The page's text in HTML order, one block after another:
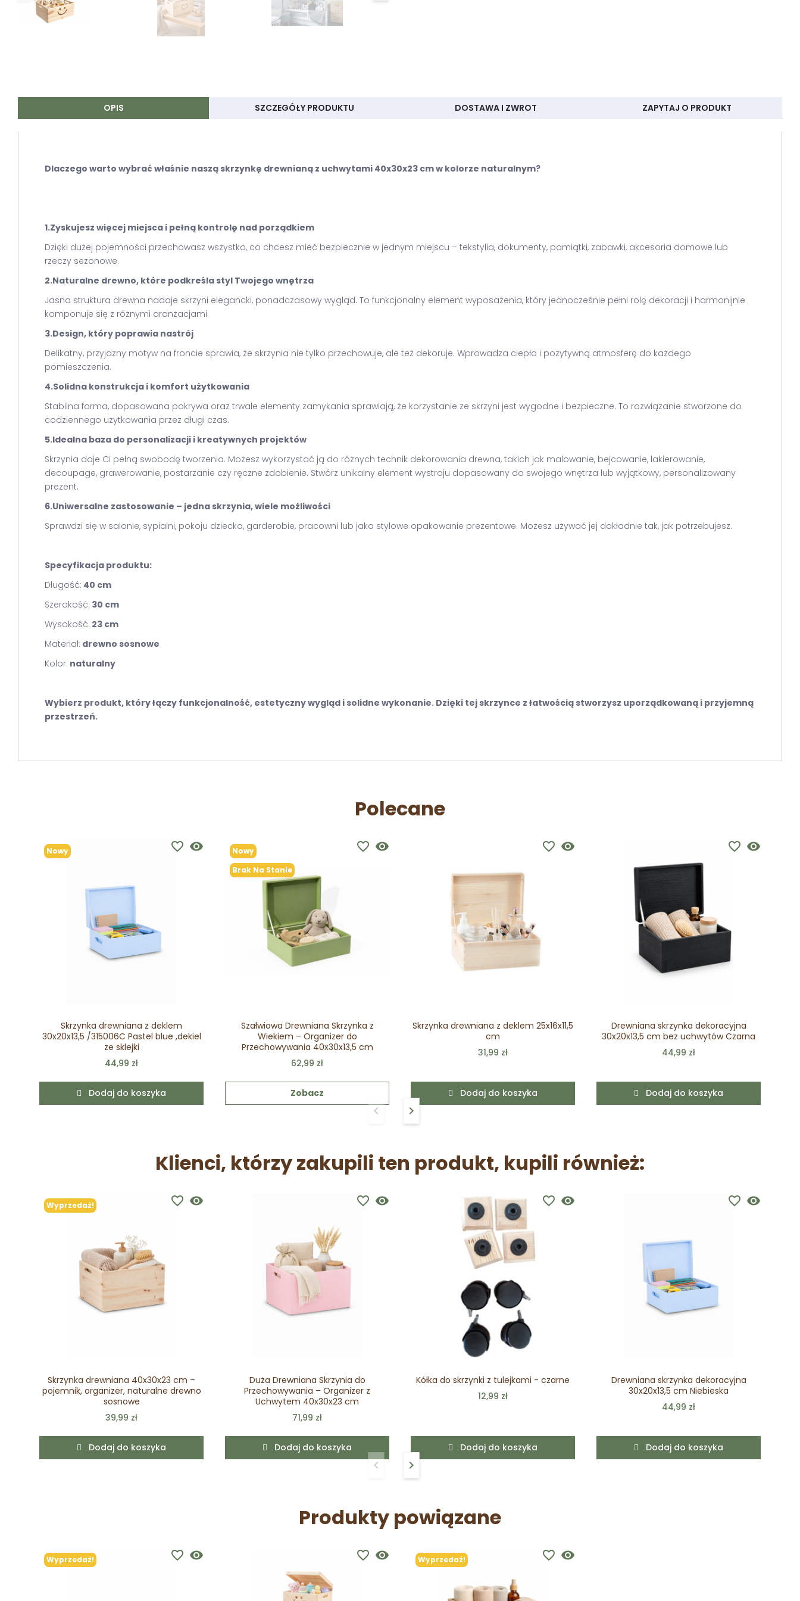
OPIS SZCZEGÓŁY PRODUKTU DOSTAWA I ZWROT ZAPYTAJ O PRODUKT
Dlaczego warto wybrać właśnie naszą skrzynkę drewnianą z uchwytami 40x30x23 cm w kolorze naturalnym?
1.Zyskujesz więcej miejsca i pełną kontrolę nad porządkiem
Dzięki dużej pojemności przechowasz wszystko, co chcesz mieć bezpiecznie w jednym miejscu – tekstylia, dokumenty, pamiątki, zabawki, akcesoria domowe lub
rzeczy sezonowe.
2.Naturalne drewno, które podkreśla styl Twojego wnętrza
Jasna struktura drewna nadaje skrzyni elegancki, ponadczasowy wygląd. To funkcjonalny element wyposażenia, który jednocześnie pełni rolę dekoracji i harmonijnie
komponuje się z różnymi aranżacjami.
3.Design, który poprawia nastrój
Delikatny, przyjazny motyw na froncie sprawia, że skrzynia nie tylko przechowuje, ale też dekoruje. Wprowadza ciepło i pozytywną atmosferę do każdego
pomieszczenia.
4.Solidna konstrukcja i komfort użytkowania
Stabilna forma, dopasowana pokrywa oraz trwałe elementy zamykania sprawiają, że korzystanie ze skrzyni jest wygodne i bezpieczne. To rozwiązanie stworzone do
codziennego użytkowania przez długi czas.
5.Idealna baza do personalizacji i kreatywnych projektów
Skrzynia daje Ci pełną swobodę tworzenia. Możesz wykorzystać ją do różnych technik dekorowania drewna, takich jak malowanie, bejcowanie, lakierowanie,
decoupage, grawerowanie, postarzanie czy ręczne zdobienie. Stwórz unikalny element wystroju dopasowany do swojego wnętrza lub wyjątkowy, personalizowany
prezent.
6.Uniwersalne zastosowanie – jedna skrzynia, wiele możliwości
Sprawdzi się w salonie, sypialni, pokoju dziecka, garderobie, pracowni lub jako stylowe opakowanie prezentowe. Możesz używać jej dokładnie tak, jak potrzebujesz.
Specyfikacja produktu:
Długość: 40 cm
Szerokość: 30 cm
Wysokość: 23 cm
Materiał: drewno sosnowe
Kolor: naturalny
Wybierz produkt, który łączy funkcjonalność, estetyczny wygląd i solidne wykonanie. Dzięki tej skrzynce z łatwością stworzysz uporządkowaną i przyjemną
przestrzeń.
Polecane
Nowy visibility
favorite_border
Skrzynka drewniana z deklem
30x20x13,5 /315006C Pastel blue ,dekiel
ze sklejki
44,99 zł
Dodaj do koszyka
Nowy
Brak Na Stanie
visibility
favorite_border
Szałwiowa Drewniana Skrzynka z
Wiekiem – Organizer do
Przechowywania 40x30x13,5 cm
62,99 zł
Zobacz
visibility
favorite_border
Skrzynka drewniana z deklem 25x16x11,5
cm
31,99 zł
Dodaj do koszyka
visibility
favorite_border
Drewniana skrzynka dekoracyjna
30x20x13,5 cm bez uchwytów Czarna
44,99 zł
Dodaj do koszyka
Poprzedni
keyboard_arrow_left Następny
keyboard_arrow_right
Klienci, którzy zakupili ten produkt, kupili również:
Wyprzedaż! visibility
favorite_border
Skrzynka drewniana 40x30x23 cm –
pojemnik, organizer, naturalne drewno
sosnowe
39,99 zł
Dodaj do koszyka
visibility
favorite_border
Duża Drewniana Skrzynia do
Przechowywania – Organizer z
Uchwytem 40x30x23 cm
71,99 zł
Dodaj do koszyka
visibility
favorite_border
Kółka do skrzynki z tulejkami - czarne
12,99 zł
Dodaj do koszyka
visibility
favorite_border
Drewniana skrzynka dekoracyjna
30x20x13,5 cm Niebieska
44,99 zł
Dodaj do koszyka
Poprzedni
keyboard_arrow_left Następny
keyboard_arrow_right
Produkty powiązane
Wyprzedaż! visibility
favorite_border visibility
favorite_border Wyprzedaż! visibility
favorite_border